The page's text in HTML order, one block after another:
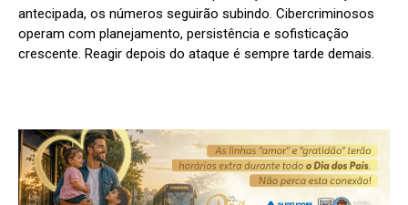
antecipada, os números seguirão subindo. Cibercriminosos
operam com planejamento, persistência e sofisticação
crescente. Reagir depois do ataque é sempre tarde demais.